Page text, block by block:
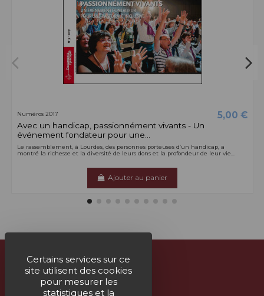
Certains services sur ce
site utilisent des cookies
pour mesurer les
statistiques et la
Numéros 2017 5,00 €
Avec un handicap, passionnément vivants - Un
événement fondateur pour une...
Le rassemblement, à Lourdes, des personnes porteuses d’un handicap, a
montré la richesse et la diversité de leurs dons et la profondeur de leur vie...
Ajouter au panier
À propos